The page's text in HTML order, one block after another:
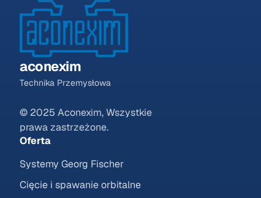
aconexim
Technika Przemysłowa
© 2025 Aconexim, Wszystkie
prawa zastrzeżone.
Oferta
Systemy Georg Fischer
Cięcie i spawanie orbitalne